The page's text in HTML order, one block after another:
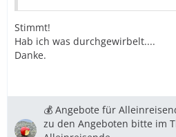
Stimmt!
Hab ich was durchgewirbelt....
Danke.
💰 Angebote für
zu den Angeboten bitte im